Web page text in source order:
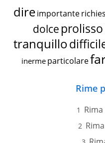
dire importante
dolce prolisso
tranquillo
inerme particolare
Rime